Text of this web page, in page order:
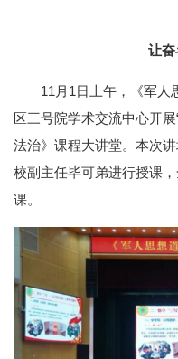
让
11月1日上午，《军人
区三号院学术交流中心开
法治》课程大讲堂。本次
校副主任毕可弟进行授课
课。